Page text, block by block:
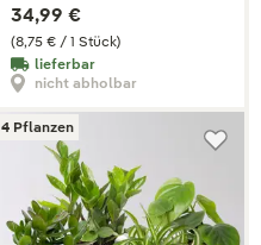
(8,75 € / 1 Stück)
34,99 €
lieferbar
nicht abholbar
4 Pflanzen